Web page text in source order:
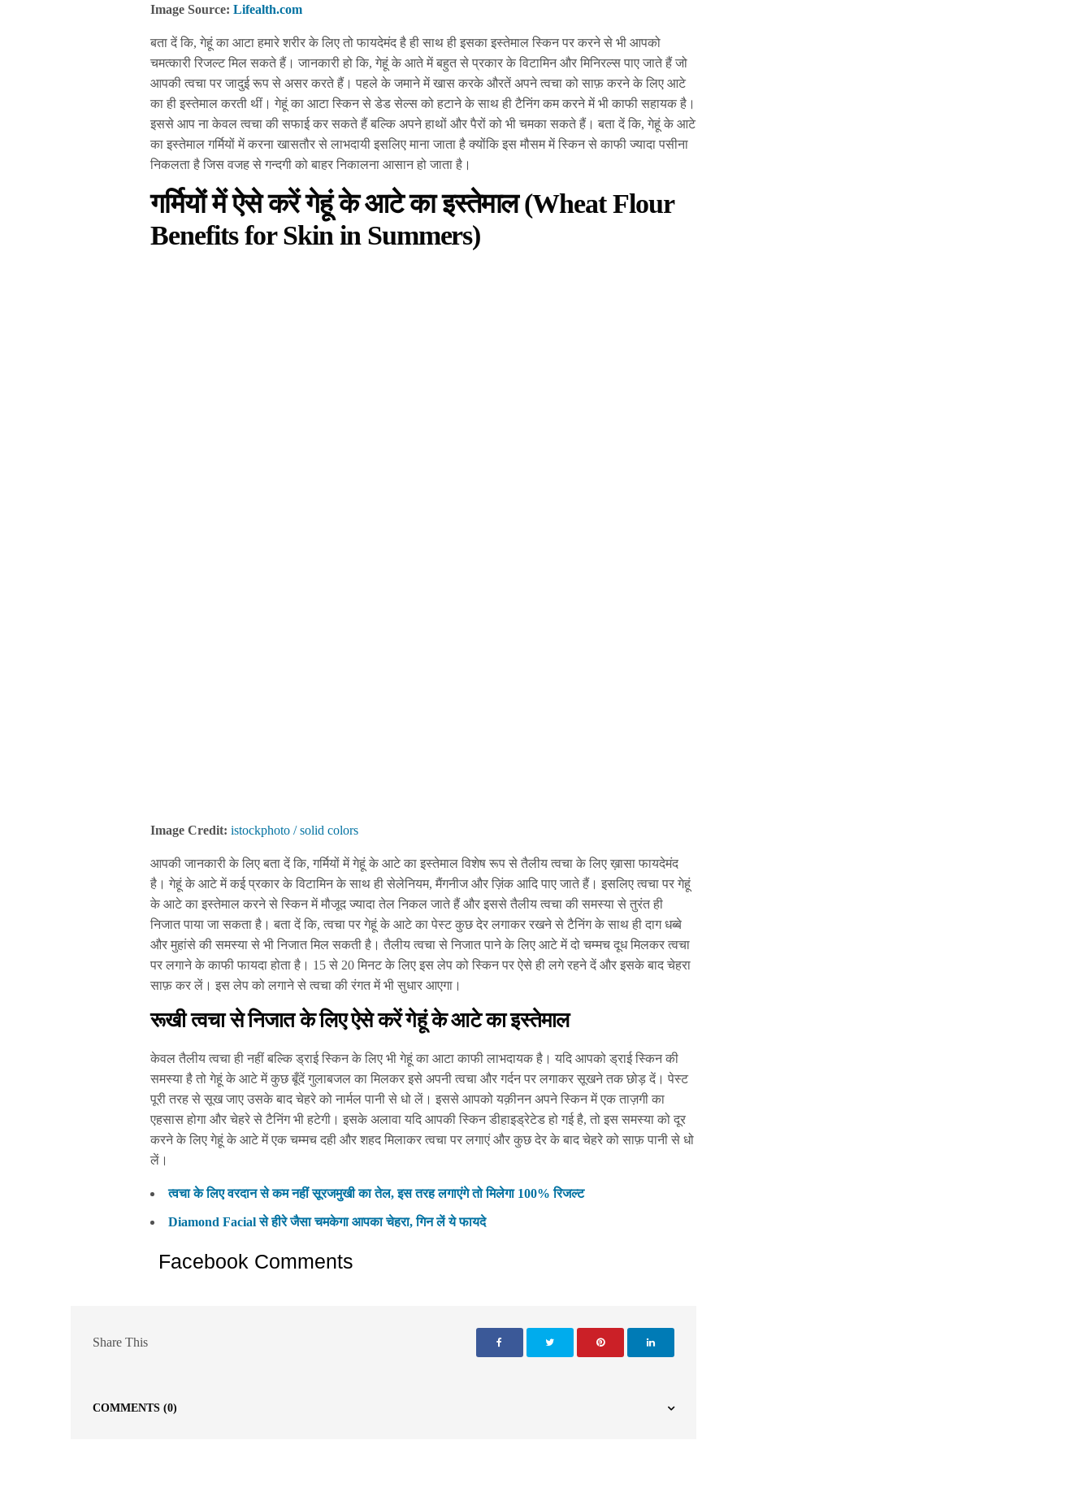
Image Source: Lifealth.com
बता दें कि, गेहूं का आटा हमारे शरीर के लिए तो फायदेमंद है ही साथ ही इसका इस्तेमाल स्किन पर करने से भी आपको
चमत्कारी रिजल्ट मिल सकते हैं। जानकारी हो कि, गेहूं के आते में बहुत से प्रकार के विटामिन और मिनिरल्स पाए जाते हैं जो
आपकी त्वचा पर जादुई रूप से असर करते हैं। पहले के जमाने में खास करके औरतें अपने त्वचा को साफ़ करने के लिए आटे
का ही इस्तेमाल करती थीं। गेहूं का आटा स्किन से डेड सेल्स को हटाने के साथ ही टैनिंग कम करने में भी काफी सहायक है।
इससे आप ना केवल त्वचा की सफाई कर सकते हैं बल्कि अपने हाथों और पैरों को भी चमका सकते हैं। बता दें कि, गेहूं के आटे
का इस्तेमाल गर्मियों में करना खासतौर से लाभदायी इसलिए माना जाता है क्योंकि इस मौसम में स्किन से काफी ज्यादा पसीना
निकलता है जिस वजह से गन्दगी को बाहर निकालना आसान हो जाता है।
गर्मियों में ऐसे करें गेहूं के आटे का इस्तेमाल (Wheat Flour
Benefits for Skin in Summers)
Image Credit: istockphoto / solid colors
आपकी जानकारी के लिए बता दें कि, गर्मियों में गेहूं के आटे का इस्तेमाल विशेष रूप से तैलीय त्वचा के लिए ख़ासा फायदेमंद
है। गेहूं के आटे में कई प्रकार के विटामिन के साथ ही सेलेनियम, मैंगनीज और ज़िंक आदि पाए जाते हैं। इसलिए त्वचा पर गेहूं
के आटे का इस्तेमाल करने से स्किन में मौजूद ज्यादा तेल निकल जाते हैं और इससे तैलीय त्वचा की समस्या से तुरंत ही
निजात पाया जा सकता है। बता दें कि, त्वचा पर गेहूं के आटे का पेस्ट कुछ देर लगाकर रखने से टैनिंग के साथ ही दाग धब्बे
और मुहांसे की समस्या से भी निजात मिल सकती है। तैलीय त्वचा से निजात पाने के लिए आटे में दो चम्मच दूध मिलकर त्वचा
पर लगाने के काफी फायदा होता है। 15 से 20 मिनट के लिए इस लेप को स्किन पर ऐसे ही लगे रहने दें और इसके बाद चेहरा
साफ़ कर लें। इस लेप को लगाने से त्वचा की रंगत में भी सुधार आएगा।
रूखी त्वचा से निजात के लिए ऐसे करें गेहूं के आटे का इस्तेमाल
केवल तैलीय त्वचा ही नहीं बल्कि ड्राई स्किन के लिए भी गेहूं का आटा काफी लाभदायक है। यदि आपको ड्राई स्किन की
समस्या है तो गेहूं के आटे में कुछ बूँदें गुलाबजल का मिलकर इसे अपनी त्वचा और गर्दन पर लगाकर सूखने तक छोड़ दें। पेस्ट
पूरी तरह से सूख जाए उसके बाद चेहरे को नार्मल पानी से धो लें। इससे आपको यक़ीनन अपने स्किन में एक ताज़गी का
एहसास होगा और चेहरे से टैनिंग भी हटेगी। इसके अलावा यदि आपकी स्किन डीहाइड्रेटेड हो गई है, तो इस समस्या को दूर
करने के लिए गेहूं के आटे में एक चम्मच दही और शहद मिलाकर त्वचा पर लगाएं और कुछ देर के बाद चेहरे को साफ़ पानी से धो
लें।
त्वचा के लिए वरदान से कम नहीं सूरजमुखी का तेल, इस तरह लगाएंगे तो मिलेगा 100% रिजल्ट
Diamond Facial से हीरे जैसा चमकेगा आपका चेहरा, गिन लें ये फायदे
Facebook Comments
Share This
COMMENTS (0)